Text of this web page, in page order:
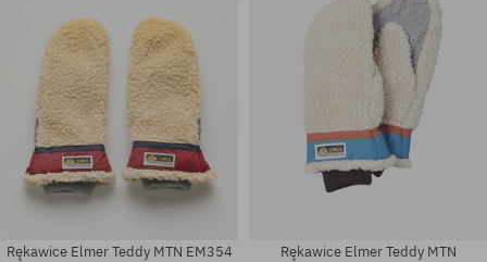
Rękawice Elmer Teddy MTN EM354 Rękawice Elmer Teddy MTN